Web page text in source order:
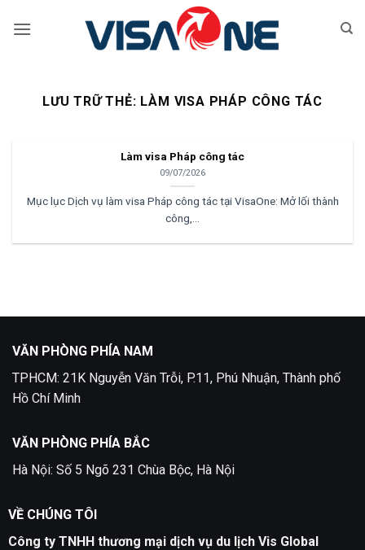
qua
LƯU TRỮ THẺ: LÀM VISA PHÁP CÔNG TÁC
Làm visa Pháp công tác
09/07/2026
Mục lục Dịch vụ làm visa Pháp công tác tại VisaOne: Mở lối thành
công,...
VĂN PHÒNG PHÍA NAM
TPHCM: 21K Nguyễn Văn Trỗi, P.11, Phú Nhuận, Thành phố
Hồ Chí Minh
VĂN PHÒNG PHÍA BẮC
Hà Nội: Số 5 Ngõ 231 Chùa Bộc, Hà Nội
VỀ CHÚNG TÔI
Công ty TNHH thương mại dịch vụ du lịch Vis Global